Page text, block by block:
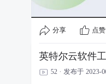
分享 点赞
英特尔云软件
52 · 发布于 2023-